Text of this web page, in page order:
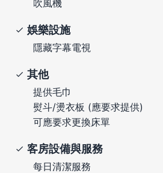
吹風機
娛樂設施
隱藏字幕電視
其他
提供毛巾
熨斗/燙衣板 (應要求提供)
可應要求更換床單
客房設備與服務
每日清潔服務